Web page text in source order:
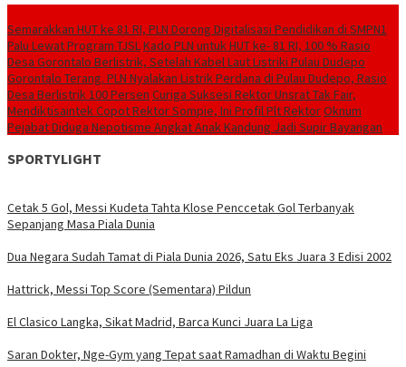
Semarakkan HUT ke 81 RI, PLN Dorong Digitalisasi Pendidikan di SMPN1
Palu Lewat Program TJSLKado PLN untuk HUT ke- 81 RI, 100 % Rasio
Desa Gorontalo Berlistrik, Setelah Kabel Laut Listriki Pulau Dudepo
Gorontalo Terang. PLN Nyalakan Listrik Perdana di Pulau Dudepo, Rasio
Desa Berlistrik 100 Persen Curiga Suksesi Rektor Unsrat Tak Fair,
Mendiktisaintek Copot Rektor Sompie, Ini Profil Plt RektorOknum
Pejabat Diduga Nepotisme Angkat Anak Kandung Jadi Supir Bayangan
SPORTYLIGHT
Cetak 5 Gol, Messi Kudeta Tahta Klose Penccetak Gol Terbanyak
Sepanjang Masa Piala Dunia
Dua Negara Sudah Tamat di Piala Dunia 2026, Satu Eks Juara 3 Edisi 2002
Hattrick, Messi Top Score (Sementara) Pildun
El Clasico Langka, Sikat Madrid, Barca Kunci Juara La Liga
Saran Dokter, Nge-Gym yang Tepat saat Ramadhan di Waktu Begini